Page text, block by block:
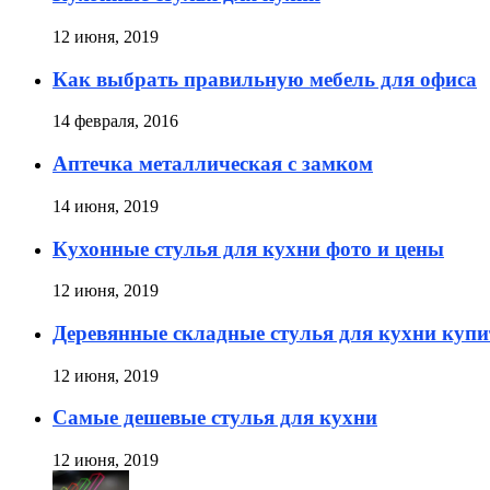
12 июня, 2019
Как выбрать правильную мебель для офиса
14 февраля, 2016
Аптечка металлическая с замком
14 июня, 2019
Кухонные стулья для кухни фото и цены
12 июня, 2019
Деревянные складные стулья для кухни
12 июня, 2019
Самые дешевые стулья для кухни
12 июня, 2019